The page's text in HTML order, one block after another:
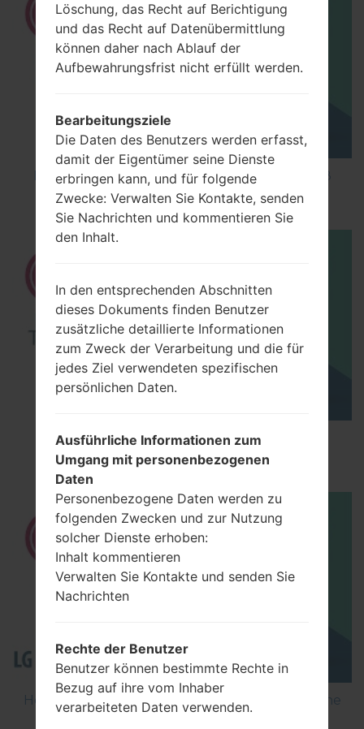
How to Factory Reset through code on LG K8
M200E?
How to Factory Reset through menu on LG
Optimus Vu 2 F200S?
How to Flash Stock Firmware on LG Smartphone
Löschung, das Recht auf Berichtigung
und das Recht auf Datenübermittlung
können daher nach Ablauf der
Aufbewahrungsfrist nicht erfüllt werden.
Bearbeitungsziele
Die Daten des Benutzers werden erfasst,
damit der Eigentümer seine Dienste
erbringen kann, und für folgende
Zwecke: Verwalten Sie Kontakte, senden
Sie Nachrichten und kommentieren Sie
den Inhalt.
In den entsprechenden Abschnitten
dieses Dokuments finden Benutzer
zusätzliche detaillierte Informationen
zum Zweck der Verarbeitung und die für
jedes Ziel verwendeten spezifischen
persönlichen Daten.
Ausführliche Informationen zum
Umgang mit personenbezogenen
Daten
Personenbezogene Daten werden zu
folgenden Zwecken und zur Nutzung
solcher Dienste erhoben:
Inhalt kommentieren
Verwalten Sie Kontakte und senden Sie
Nachrichten
Rechte der Benutzer
Benutzer können bestimmte Rechte in
Bezug auf ihre vom Inhaber
verarbeiteten Daten verwenden.